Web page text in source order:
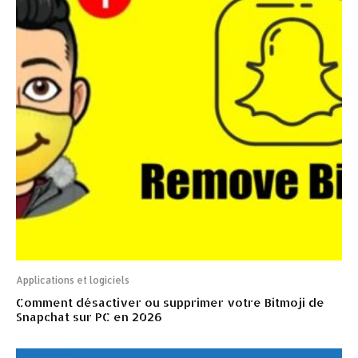
Applications et logiciels
Comment désactiver ou supprimer votre Bitmoji de
Snapchat sur PC en 2026